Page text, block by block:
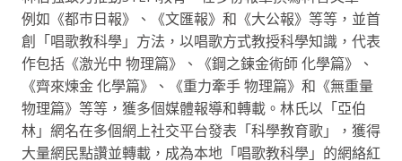
例如《都巿日報》、《文匯報》和《大公報》等等，並首
創「唱歌教科學」方法，以唱歌方式教授科學知識，代表
作包括《激光中 物理篇》、《鋼之鍊金術師 化學篇》、
《齊來煉金 化學篇》、《重力牽手 物理篇》和《無重量
物理篇》等等，獲多個媒體報導和轉載。林氏以「亞伯
林」網名在多個網上社交平台發表「科學教育歌」，獲得
大量網民點讚並轉載，成為本地「唱歌教科學」的網絡紅